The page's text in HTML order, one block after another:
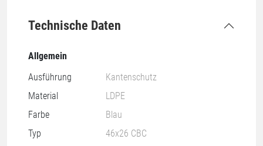
Technische Daten
Allgemein
Ausführung
Kantenschutz
Material
LDPE
Farbe
Blau
Typ
46x26 CBC